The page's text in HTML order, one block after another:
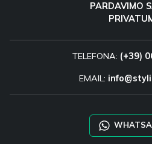
PARDAVIMO
TELEFONA: (+39)
EMAIL: